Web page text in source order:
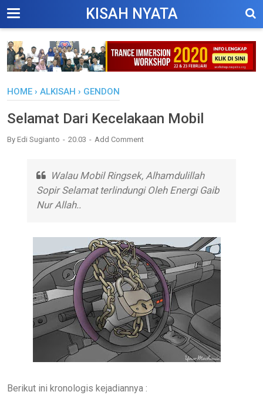
KISAH NYATA
HOME › ALKISAH › GENDON
Selamat Dari Kecelakaan Mobil
By Edi Sugianto 20.03 Add Comment
Walau Mobil Ringsek, Alhamdulillah
Sopir Selamat terlindungi Oleh Energi Gaib
Nur Allah..
Berikut ini kronologis kejadiannya :